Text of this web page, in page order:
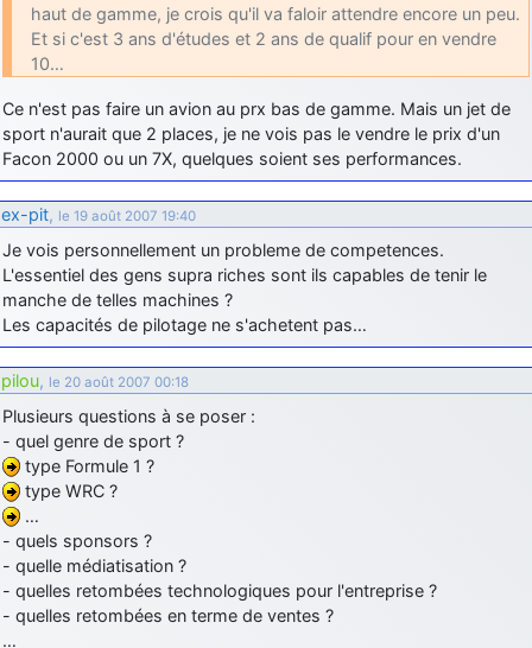
d9pouces: En espérant n’avoir coupé les accessoires de personne
au passage !
d9pouces
un peu mieux
d9pouces: cette fois, c'est le Brésil et Singapour qui mettent le site
par terre
jericho: Ah ben je peux te confirmer que j'étais resté dans le filtre…
d9pouces: Désolé ! Mon filtrage a été un peu trop violent
manifestement
tout voir
haut de gamme, je crois qu'il va faloir attendre encore un peu.
Et si c'est 3 ans d'études et 2 ans de qualif pour en vendre
10…
Ce n'est pas faire un avion au prx bas de gamme. Mais un jet de
sport n'aurait que 2 places, je ne vois pas le vendre le prix d'un
Facon 2000 ou un 7X, quelques soient ses performances.
ex-pit, le 19 août 2007 19:40
Je vois personnellement un probleme de competences.
L'essentiel des gens supra riches sont ils capables de tenir le
manche de telles machines ?
Les capacités de pilotage ne s'achetent pas…
pilou, le 20 août 2007 00:18
Plusieurs questions à se poser :
- quel genre de sport ?
type Formule 1 ?
type WRC ?
…
- quels sponsors ?
- quelle médiatisation ?
- quelles retombées technologiques pour l'entreprise ?
- quelles retombées en terme de ventes ?
…